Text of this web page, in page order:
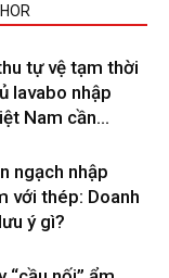
tự vệ tạm thời
lavabo nhập
Nam cần...
ngạch nhập
với thép: Doanh
ý gì?